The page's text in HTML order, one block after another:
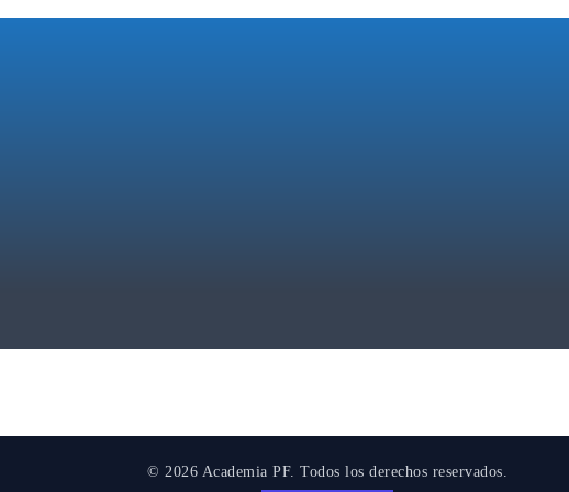
© 2026 Academia PF. Todos los derechos reservados.